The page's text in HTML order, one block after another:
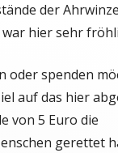
der
hier sehr
oder spenden
auf das hier
von 5 Euro die
gerettet